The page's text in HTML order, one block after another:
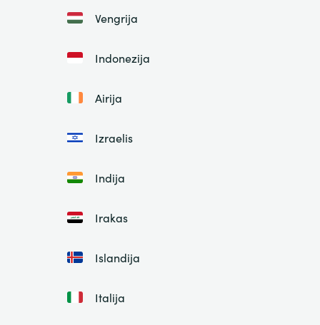
Vengrija
Indonezija
Airija
Izraelis
Indija
Irakas
Islandija
Italija